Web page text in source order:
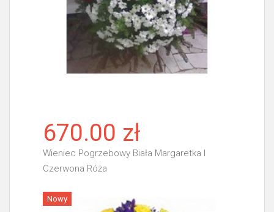
670.00 zł
Wieniec Pogrzebowy Biała Margaretka I
Czerwona Róża
Więcej
Nowy